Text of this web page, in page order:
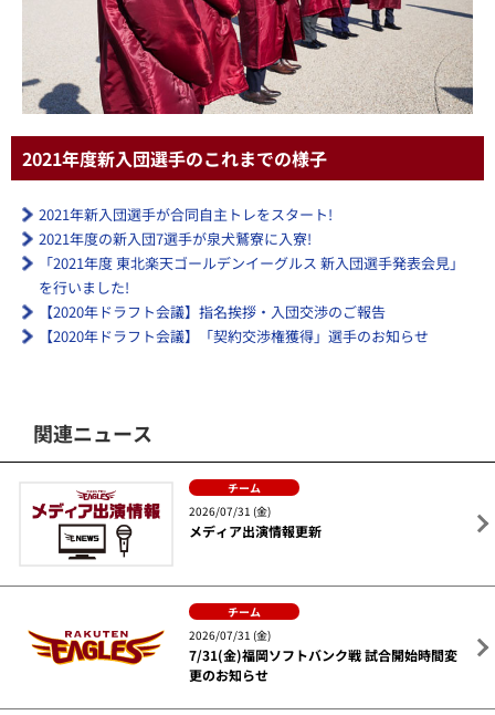
2021年度新入団選手のこれまでの様子
2021年新入団選手が合同自主トレをスタート!
2021年度の新入団7選手が泉犬鷲寮に入寮!
「2021年度 東北楽天ゴールデンイーグルス 新入団選手発表会見」
を行いました!
【2020年ドラフト会議】指名挨拶・入団交渉のご報告
【2020年ドラフト会議】「契約交渉権獲得」選手のお知らせ
関連ニュース
チーム
2026/07/31 (金)
メディア出演情報更新
チーム
2026/07/31 (金)
7/31(金)福岡ソフトバンク戦 試合開始時間変
更のお知らせ